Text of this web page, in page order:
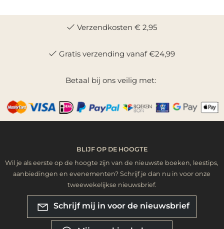
Verzendkosten € 2,95
Gratis verzending vanaf €24,99
Betaal bij ons veilig met:
BLIJF OP DE HOOGTE
Wil je als eerste op de hoogte zijn van de nieuwste boeken, leestips,
aanbiedingen en evenementen? Schrijf je dan nu in voor onze
tweewekelijkse nieuwsbrief.
Schrijf mij in voor de nieuwsbrief